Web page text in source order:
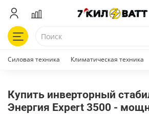
Силовая техника Климатическая техника
Купить инверторный
Энергия Expert 3500 -